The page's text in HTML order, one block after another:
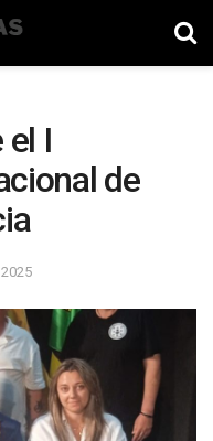
el I
de